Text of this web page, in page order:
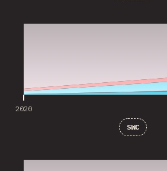
2020
SWC